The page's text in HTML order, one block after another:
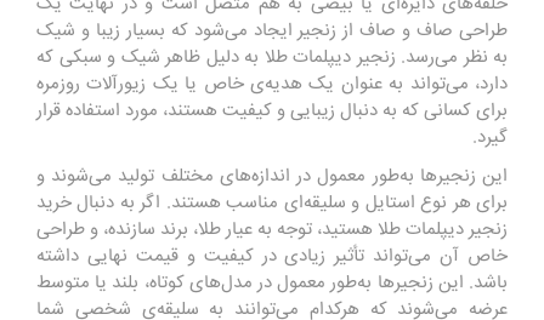
طراحی صاف و صاف از زنجیر ایجاد می‌شود که بسیار زیبا و شیک
به نظر می‌رسد. زنجیر دیپلمات طلا به دلیل ظاهر شیک و سبکی که
دارد، می‌تواند به عنوان یک هدیه‌ی خاص یا یک زیورآلات روزمره
برای کسانی که به دنبال زیبایی و کیفیت هستند، مورد استفاده قرار
گیرد.
این زنجیر‌ها به‌طور معمول در اندازه‌های مختلف تولید می‌شوند و
برای هر نوع استایل و سلیقه‌ای مناسب هستند. اگر به دنبال خرید
زنجیر دیپلمات طلا هستید، توجه به عیار طلا، برند سازنده، و طراحی
خاص آن می‌تواند تأثیر زیادی در کیفیت و قیمت نهایی داشته
باشد. این زنجیر‌ها به‌طور معمول در مدل‌های کوتاه، بلند یا متوسط
عرضه می‌شوند که هرکدام می‌توانند به سلیقه‌ی شخصی شما